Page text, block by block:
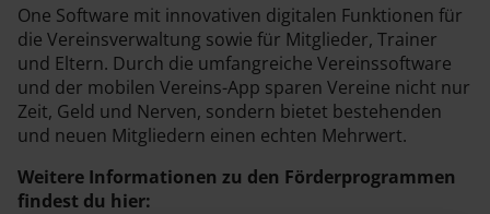
One Software mit innovativen digitalen Funktionen für
die Vereinsverwaltung sowie für Mitglieder, Trainer
und Eltern. Durch die umfangreiche Vereinssoftware
und der mobilen Vereins-App sparen Vereine nicht nur
Zeit, Geld und Nerven, sondern bietet bestehenden
und neuen Mitgliedern einen echten Mehrwert.
Weitere Informationen zu den Förderprogrammen
findest du hier: